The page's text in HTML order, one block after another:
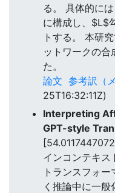
る。 具体的に
に構成し、$L$
トする。 本研
ットワークの合
た。
論文 参考訳（
25T16:32:11Z)
Interpreting
GPT-style
インコンテキス
トランスフォ
く推論中に一